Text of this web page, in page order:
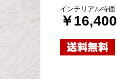
インテリアル特価
￥16,400